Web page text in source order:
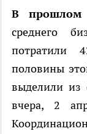
В прошлом
среднего
потратили
половины
выделили из
вчера, 2